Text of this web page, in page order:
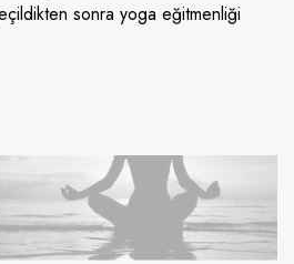
sonra yoga eğitmenliği